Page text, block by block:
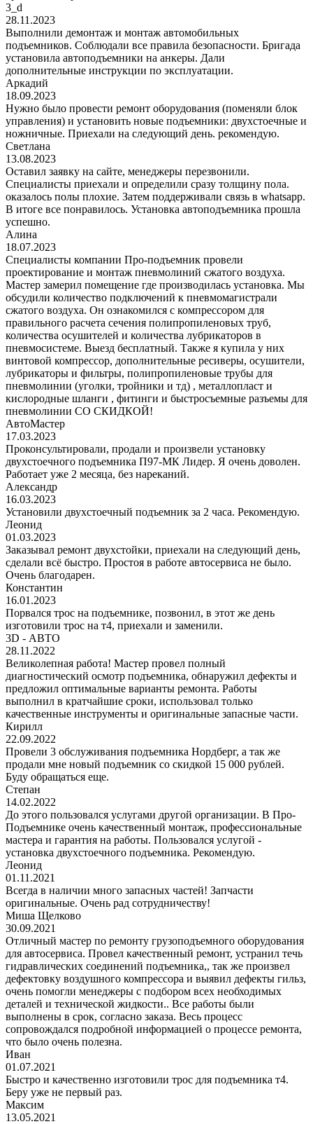
3_d
28.11.2023
Выполнили демонтаж и монтаж автомобильных
подъемников. Соблюдали все правила безопасности. Бригада
установила автоподъемники на анкеры. Дали
дополнительные инструкции по эксплуатации.
Аркадий
18.09.2023
Нужно было провести ремонт оборудования (поменяли блок
управления) и установить новые подъемники: двухстоечные и
ножничные. Приехали на следующий день. рекомендую.
Светлана
13.08.2023
Оставил заявку на сайте, менеджеры перезвонили.
Специалисты приехали и определили сразу толщину пола.
оказалось полы плохие. Затем поддерживали связь в whatsapp.
В итоге все понравилось. Установка автоподъемника прошла
успешно.
Алина
18.07.2023
Специалисты компании Про-подъемник провели
проектирование и монтаж пневмолиний сжатого воздуха.
Мастер замерил помещение где производилась установка. Мы
обсудили количество подключений к пневмомагистрали
сжатого воздуха. Он ознакомился с компрессором для
правильного расчета сечения полипропиленовых труб,
количества осушителей и количества лубрикаторов в
пневмосистеме. Выезд бесплатный. Также я купила у них
винтовой компрессор, дополнительные ресиверы, осушители,
лубрикаторы и фильтры, полипропиленовые трубы для
пневмолинии (уголки, тройники и тд) , металлопласт и
кислородные шланги , фитинги и быстросъемные разъемы для
пневмолинии СО СКИДКОЙ!
АвтоМастер
17.03.2023
Проконсультировали, продали и произвели установку
двухстоечного подъемника П97-МК Лидер. Я очень доволен.
Работает уже 2 месяца, без нареканий.
Александр
16.03.2023
Установили двухстоечный подъемник за 2 часа. Рекомендую.
Леонид
01.03.2023
Заказывал ремонт двухстойки, приехали на следующий день,
сделали всё быстро. Простоя в работе автосервиса не было.
Очень благодарен.
Константин
16.01.2023
Порвался трос на подъемнике, позвонил, в этот же день
изготовили трос на т4, приехали и заменили.
3D - АВТО
28.11.2022
Великолепная работа! Мастер провел полный
диагностический осмотр подъемника, обнаружил дефекты и
предложил оптимальные варианты ремонта. Работы
выполнил в кратчайшие сроки, использовал только
качественные инструменты и оригинальные запасные части.
Кирилл
22.09.2022
Провели 3 обслуживания подъемника Нордберг, а так же
продали мне новый подъемник со скидкой 15 000 рублей.
Буду обращаться еще.
Степан
14.02.2022
До этого пользовался услугами другой организации. В Про-
Подъемнике очень качественный монтаж, профессиональные
мастера и гарантия на работы. Пользовался услугой -
установка двухстоечного подъемника. Рекомендую.
Леонид
01.11.2021
Всегда в наличии много запасных частей! Запчасти
оригинальные. Очень рад сотрудничеству!
Миша Щелково
30.09.2021
Отличный мастер по ремонту грузоподъемного оборудования
для автосервиса. Провел качественный ремонт, устранил течь
гидравлических соединений подъемника,, так же произвел
дефектовку воздушного компрессора и выявил дефекты гильз,
очень помогли менеджеры с подбором всех необходимых
деталей и технической жидкости.. Все работы были
выполнены в срок, согласно заказа. Весь процесс
сопровождался подробной информацией о процессе ремонта,
что было очень полезна.
Иван
01.07.2021
Быстро и качественно изготовили трос для подъемника т4.
Беру уже не первый раз.
Максим
13.05.2021